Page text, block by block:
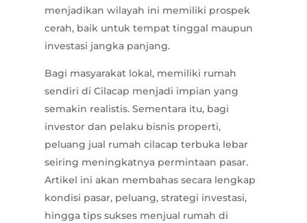
menjadikan wilayah ini memiliki prospek
cerah, baik untuk tempat tinggal maupun
investasi jangka panjang.
Bagi masyarakat lokal, memiliki rumah
sendiri di Cilacap menjadi impian yang
semakin realistis. Sementara itu, bagi
investor dan pelaku bisnis properti,
peluang jual rumah cilacap terbuka lebar
seiring meningkatnya permintaan pasar.
Artikel ini akan membahas secara lengkap
kondisi pasar, peluang, strategi investasi,
hingga tips sukses menjual rumah di